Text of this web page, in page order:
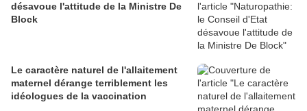
désavoue l'attitude de la Ministre De
Block
Le caractère naturel de l'allaitement
maternel dérange terriblement les
idéologues de la vaccination